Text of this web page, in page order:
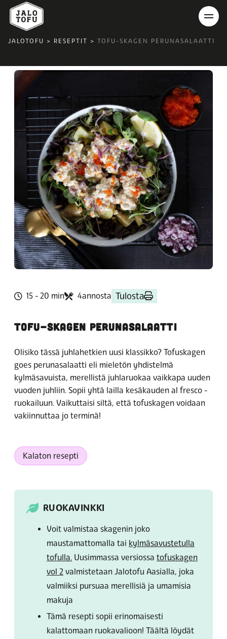
JALOTOFU > RESEPTIT > TOFU-SKAGEN PERUNASALAATTI
15 - 20 min 4annosta Tulosta
TOFU-SKAGEN PERUNASALAATTI
Olisiko tässä juhlahetkien uusi klassikko? Tofuskagen
goes perunasalaatti eli mieletön yhdistelmä
kylmäsavuista, merellistä juhlaruokaa vaikkapa uuden
vuoden juhliin. Sopii yhtä lailla kesäkauden al fresco -
ruokailuun. Vaikuttaisi siltä, että tofuskagen voidaan
vakiinnuttaa jo terminä!
Kalaton resepti
RUOKAVINKKI
Voit valmistaa skagenin joko
maustamattomalla tai kylmäsavustetulla
tofulla. Uusimmassa versiossa tofuskagen
vol 2 valmistetaan Jalotofu Aasialla, joka
valmiiksi pursuaa merellisiä ja umamisia
makuja
Tämä resepti sopii erinomaisesti
kalattomaan ruokavalioon! Täältä löydät